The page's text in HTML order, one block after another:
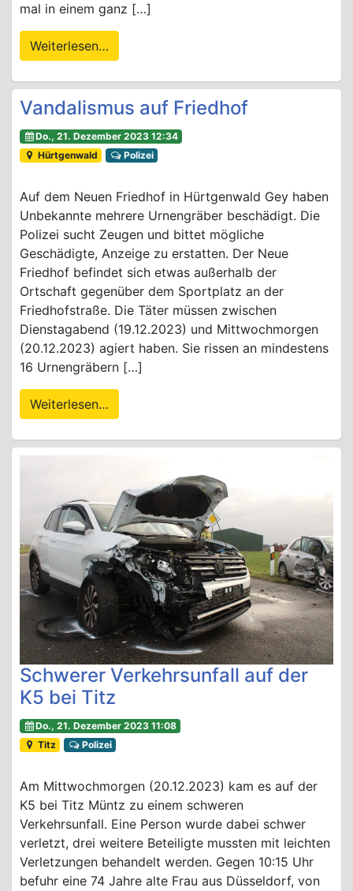
mal in einem ganz […]
Weiterlesen…
Vandalismus auf Friedhof
Do., 21. Dezember 2023 12:34
Hürtgenwald
Polizei
Auf dem Neuen Friedhof in Hürtgenwald Gey haben
Unbekannte mehrere Urnengräber beschädigt. Die
Polizei sucht Zeugen und bittet mögliche
Geschädigte, Anzeige zu erstatten. Der Neue
Friedhof befindet sich etwas außerhalb der
Ortschaft gegenüber dem Sportplatz an der
Friedhofstraße. Die Täter müssen zwischen
Dienstagabend (19.12.2023) und Mittwochmorgen
(20.12.2023) agiert haben. Sie rissen an mindestens
16 Urnengräbern […]
Weiterlesen…
Schwerer Verkehrsunfall auf der
K5 bei Titz
Do., 21. Dezember 2023 11:08
Titz
Polizei
Am Mittwochmorgen (20.12.2023) kam es auf der
K5 bei Titz Müntz zu einem schweren
Verkehrsunfall. Eine Person wurde dabei schwer
verletzt, drei weitere Beteiligte mussten mit leichten
Verletzungen behandelt werden. Gegen 10:15 Uhr
befuhr eine 74 Jahre alte Frau aus Düsseldorf, von